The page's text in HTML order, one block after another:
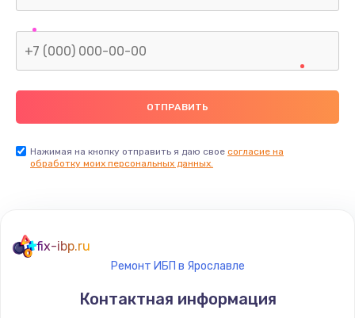
Нажимая на кнопку отправить я даю свое согласие на
обработку моих персональных данных.
fix-ibp.ru
Ремонт ИБП в Ярославле
Контактная информация